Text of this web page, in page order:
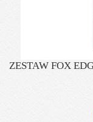
ZESTAW FOX